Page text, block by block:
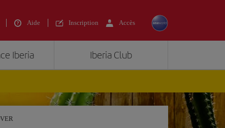
Aide Inscription Accès
Iberia Iberia Club